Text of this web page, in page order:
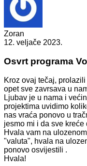
Zoran
12. veljače 2023.
Osvrt programa
Kroz ovaj tečaj,
opet sve zavrsava u
Ljubav je u nama i
projektima uvidimo
nas vraća ponovo u
jesmo mi i da sve kreće
Hvala vam na
"valuta", hvala na
ponovo osvijestili .
Hvala!